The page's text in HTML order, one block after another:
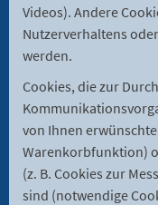
Videos). Andere
Nutzerverhaltens
werden.
Cookies, die zur
von Ihnen
Warenkorbfunktion)
(z. B. Cookies zur
sind (notwendige